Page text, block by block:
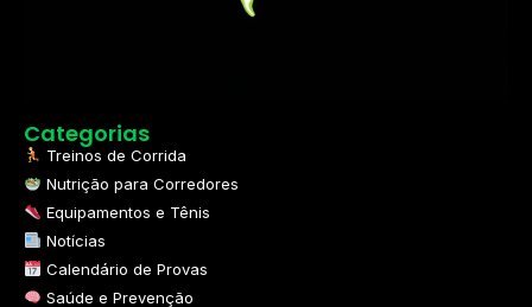
Categorias
Treinos de Corrida
Nutrição para Corredores
Equipamentos e Tênis
Notícias
Calendário de Provas
Saúde e Prevenção